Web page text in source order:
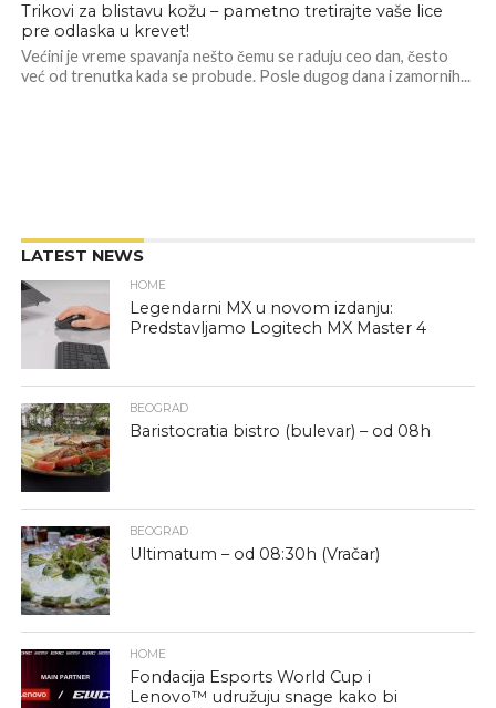
Trikovi za blistavu kožu – pametno tretirajte vaše lice
pre odlaska u krevet!
Većini je vreme spavanja nešto čemu se raduju ceo dan, često
već od trenutka kada se probude. Posle dugog dana i zamornih...
LATEST NEWS
HOME
Legendarni MX u novom izdanju:
Predstavljamo Logitech MX Master 4
BEOGRAD
Baristocratia bistro (bulevar) – od 08h
BEOGRAD
Ultimatum – od 08:30h (Vračar)
HOME
Fondacija Esports World Cup i
Lenovo™ udružuju snage kako bi